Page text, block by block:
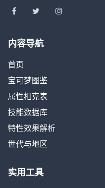
内容导航
首页
宝可梦图鉴
属性相克表
技能数据库
特性效果解析
世代与地区
实用工具